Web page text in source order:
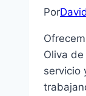
Por
Oliva
servicio